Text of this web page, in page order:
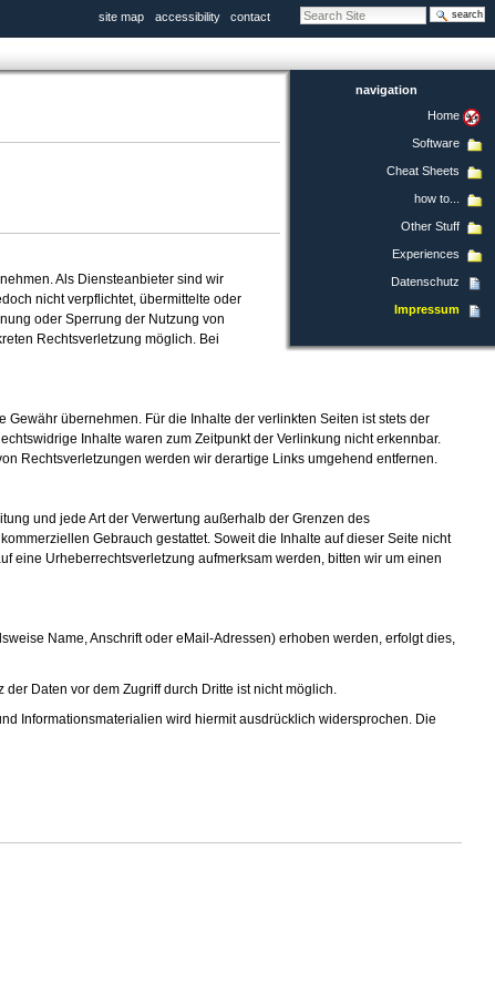
search site
advanced
site map accessibility
contact
navigation
Home
Software
Cheat Sheets
how to...
Other Stuff
Experiences
Datenschutz
Impressum
Als Diensteanbieter sind wir
nicht verpflichtet, übermittelte oder
oder Sperrung der Nutzung von
Rechtsverletzung möglich. Bei
übernehmen. Für die Inhalte der verlinkten Seiten ist stets der
Inhalte waren zum Zeitpunkt der Verlinkung nicht erkennbar.
Rechtsverletzungen werden wir derartige Links umgehend entfernen.
und jede Art der Verwertung außerhalb der Grenzen des
Gebrauch gestattet. Soweit die Inhalte auf dieser Seite nicht
eine Urheberrechtsverletzung aufmerksam werden, bitten wir um einen
Name, Anschrift oder eMail-Adressen) erhoben werden, erfolgt dies,
Daten vor dem Zugriff durch Dritte ist nicht möglich.
Informationsmaterialien wird hiermit ausdrücklich widersprochen. Die